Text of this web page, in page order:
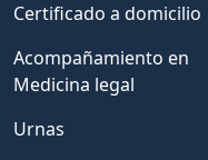
Certificado a domicilio
Acompañamiento en
Medicina legal
Urnas